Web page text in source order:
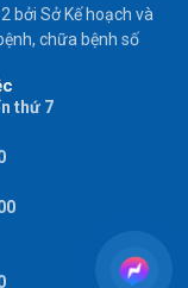
bởi Sở Kế hoạch và
chữa bệnh số
thứ 7